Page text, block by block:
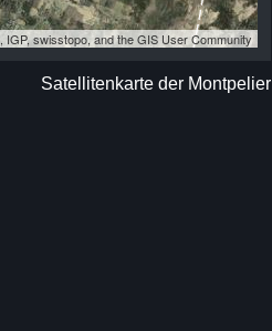
swisstopo, and the GIS User Community
Satellitenkarte der Montpelier